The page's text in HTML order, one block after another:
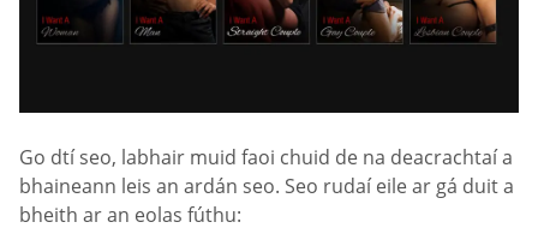
Go dtí seo, labhair muid faoi chuid de na deacrachtaí a
bhaineann leis an ardán seo. Seo rudaí eile ar gá duit a
bheith ar an eolas fúthu: